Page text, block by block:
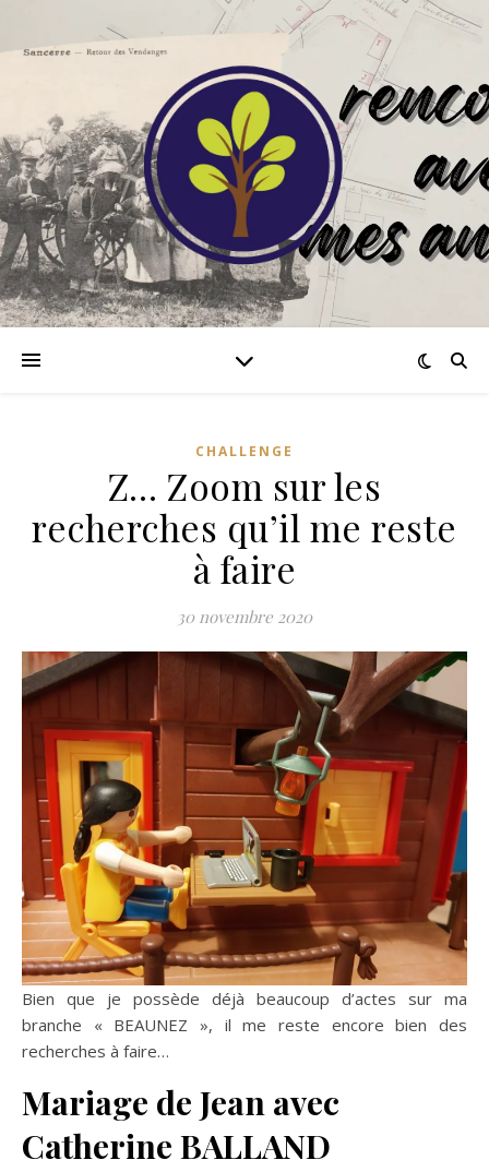
CHALLENGE
Z… Zoom sur les
recherches qu’il me reste
à faire
30 novembre 2020
Bien que je possède déjà beaucoup d’actes sur ma
branche « BEAUNEZ », il me reste encore bien des
recherches à faire…
Mariage de Jean avec
Catherine BALLAND